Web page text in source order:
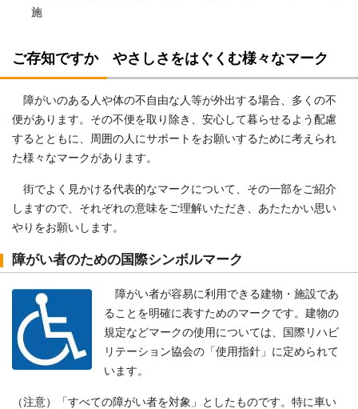
施
ご存知ですか やさしさをはぐくむ様々なマーク
障がいのある人や体の不自由な人等が外出する場合、多くの不
便があります。その不便を取り除き、安心して暮らせるよう配慮
するとともに、周囲の人にサポートをお願いするために考えられ
た様々なマークがあります。
街でよく見かける代表的なマークについて、その一部をご紹介
しますので、それぞれの意味をご理解いただき、あたたかい思い
やりをお願いします。
障がい者のための国際シンボルマーク
障がい者が容易に利用できる建物・施設であ
ることを明確に表すためのマークです。建物の
規定などマークの使用については、国際リハビ
リテーション協会の「使用指針」に定められて
います。
（注意）「すべての障がい者を対象」としたものです。特に車い